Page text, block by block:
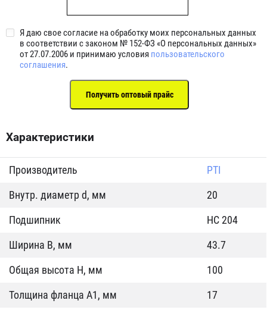
Я даю свое согласие на обработку моих персональных данных
в соответствии с законом № 152-ФЗ «О персональных данных»
от 27.07.2006 и принимаю условия пользовательского
соглашения.
Характеристики
Производитель
PTI
Внутр. диаметр d, мм
20
Подшипник
HC 204
Ширина B, мм
43.7
Общая высота H, мм
100
Толщина фланца А1, мм
17